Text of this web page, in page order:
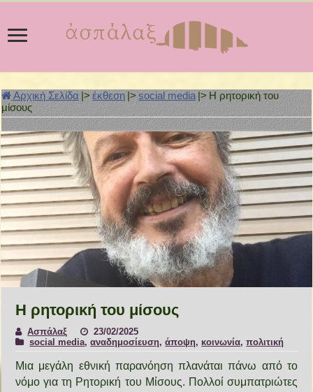
Αρχική Σελίδα |> έκθεση |> social media|> Η ρητορική του
μίσους
Η ρητορική του μίσους
Ασπάλαξ
23/02/2025
social media,αναδημοσίευση,άποψη, κοινωνία,πολιτική
Μια μεγάλη εθνική παρανόηση πλανάται πάνω από το
νόμο για τη Ρητορική του Μίσους. Πολλοί συμπατριώτες